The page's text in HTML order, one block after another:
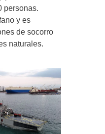
personas.
y es
de socorro
naturales.